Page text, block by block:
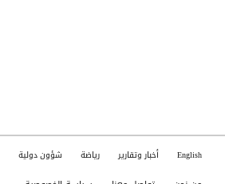
English أخبار وتقارير رياضة شؤون دولية